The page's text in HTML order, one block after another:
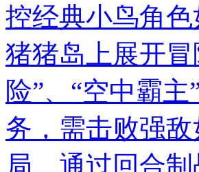
控经典小鸟角
猪猪岛上展开
险”、“空中霸
务，需击败强
局。通过回合